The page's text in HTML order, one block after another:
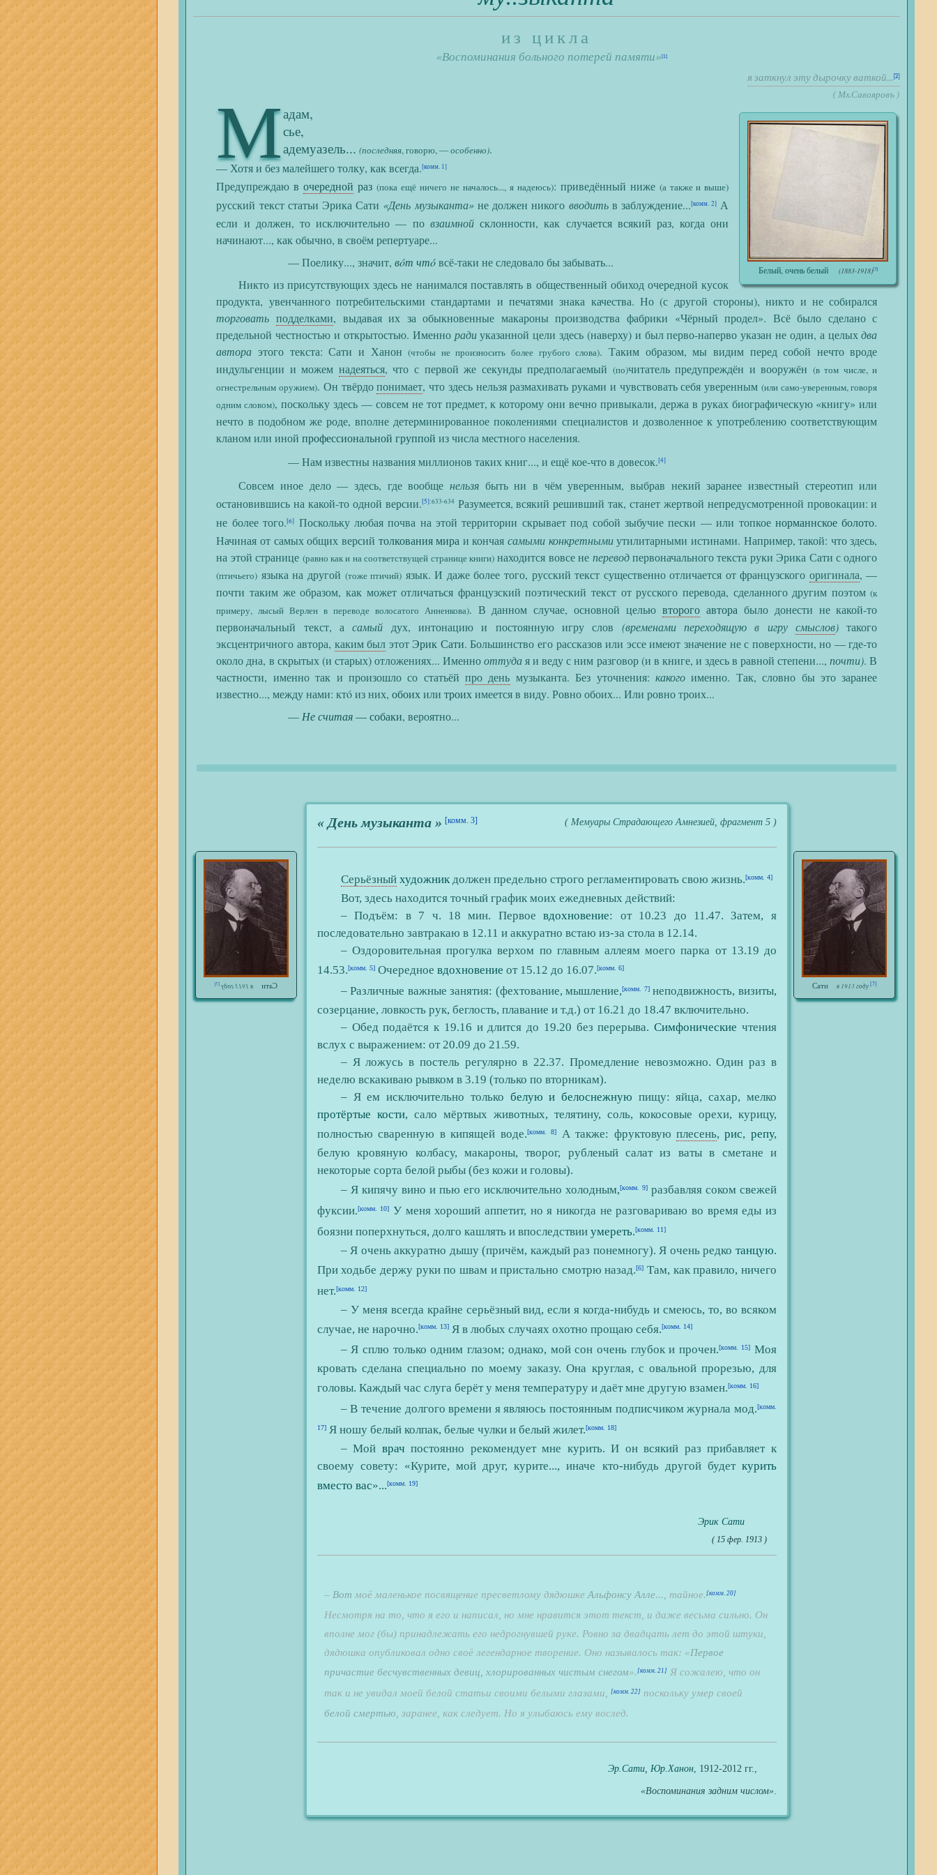
из цикла
«Воспоминания больного потерей памяти»[1]
я заткнул эту дырочку ваткой... [2]
(Мх.Савояровъ )
Белый, очень белый (1883-1918)[3]
Мадам,
сье,
адемуазель... (последняя, говорю, —особенно).
— Хотя и без малейшего толку, как всегда.[комм. 1]
Предупреждаювочередной раз (пока ещё ничего не началось..., я надеюсь): приведённый ниже (а также и выше)
русский текст статьи Эрика Сати «День музыканта»не должен никого вводитьв заблуждение...[комм. 2] А
если и должен, то исключительно — по взаимнойсклонности, как случается всякий раз, когда они
начинают..., как обычно, в своём репертуаре...
— Поелику..., значит, вóт чтóвсё-таки не следовало бы забывать...
Никто из присутствующих здесь не нанимался поставлять в общественный обиход очередной кусок
продукта, увенчанного потребительскими стандартами и печатями знака качества. Но (с другой стороны), никто и не собирался
торговать подделками, выдавая их за обыкновенные макароны производства фабрики «Чёрный продел». Всё было сделано с
предельной честностью и открытостью. Именно радиуказанной цели здесь (наверху) и был перво-наперво указан не один, а целыхдва
автора этого текста: Сати и Ханон(чтобы не произносить более грубого слова). Таким образом, мы видим перед собой нечто вроде
индульгенции и можем надеяться, что с первой же секунды предполагаемый (по)читатель предупреждён и вооружён (в том числе, и
огнестрельным оружием). Он твёрдопонимает, что здесь нельзя размахивать руками и чувствовать себя уверенным (или само-уверенным, говоря
одним словом), поскольку здесь — совсем не тот предмет, к которому они вечно привыкали, держа в руках биографическую «книгу» или
нечто в подобном же роде, вполне детерминированное поколениями специалистов и дозволенное к употреблению соответствующим
кланом или инойпрофессиональной группой из числа местного населения.
— Нам известны названия миллионов таких книг..., и ещё кое-что в довесок.[4]
Совсем иное дело — здесь, где вообщенельзя быть ни в чём уверенным, выбрав некий заранее известный стереотип или
остановившись на какой-то одной версии.[5]:633-634Разумеется, всякий решивший так, станет жертвой непредусмотренной провокации: и
не более того.[6] Поскольку любая почва на этой территории скрывает под собой зыбучие пески — или топкое норманнское болото.
Начиная от самых общих версий толкования мира и кончая самыми конкретнымиутилитарными истинами. Например, такой: что здесь,
на этой странице (равно как и на соответствущей странице книги)находится вовсе не переводпервоначального текста руки Эрика Сати с одного
(птичьего) языка на другой (тоже птичий) язык. И даже более того, русский текст существенно отличается от французского оригинала, —
почти таким же образом, как может отличаться французский поэтический текст от русского перевода, сделанного другим поэтом(к
примеру, лысый Верлен в переводе волосатого Анненкова). В данном случае, основной целью второгоавтора было донести не какой-то
первоначальный текст, асамый дух, интонацию и постоянную игру слов (временами переходящую в игрусмыслов) такого
эксцентричного автора, каким был этот Эрик Сати. Большинство его рассказов или эссе имеют значение не с поверхности, но — где-то
около дна, в скрытых (и старых) отложениях... Именнооттудая и веду с ним разговор (и в книге, и здесь в равной степени...,почти). В
частности, именно так и произошло со статьёйпро день музыканта. Без уточнения:какого именно. Так, словно бы это заранее
известно..., между нами: ктó из них,обоихилитроихимеется в виду. Ровно обоих... Или ровно троих...
— Не считая— собаки, вероятно...
Сати
в 1913 году
[7] Сати в 1913 году [7]
« День музыканта » [комм. 3] ( Мемуары Страдающего Амнезией, фрагмент 5 )
Серьёзный художникдолжен предельно строго регламентировать свою жизнь.[комм. 4]
Вот, здесь находится точный график моих ежедневных действий:
– Подъём: в 7 ч. 18 мин. Первоевдохновение: от 10.23 до 11.47. Затем, я
последовательно завтракаю в 12.11 и аккуратно встаю из-за стола в 12.14.
‎– Оздоровительная прогулка верхом по главным аллеям моего парка от 13.19 до
14.53.[комм. 5]Очередное вдохновение от 15.12 до 16.07.[комм. 6]
‎– Различные важные занятия: (фехтование, мышление,[комм. 7]неподвижность, визиты,
созерцание, ловкость рук, беглость, плавание и т.д.) от 16.21 до 18.47 включительно.
– Обед подаётся к 19.16 и длится до 19.20 без перерыва.Симфонические чтения
вслух с выражением: от 20.09 до 21.59.
– ‎Я ложусь в постель регулярно в 22.37. Промедление невозможно. Один раз в
неделю вскакиваю рывком в 3.19 (только по вторникам).
– ‎Я ем исключительно только белую и белоснежную пищу: яйца, сахар, мелко
протёртые кости, сало мёртвых животных, телятину, соль, кокосовые орехи, курицу,
полностью сваренную в кипящей воде.[комм. 8] А также: фруктовуюплесень,рис, репу,
белую кровяную колбасу, макароны, творог, рубленый салат из ваты в сметане и
некоторые сорта белой рыбы (без кожи и головы).
– Я кипячу вино и пью его исключительно холодным,[комм. 9]разбавляя соком свежей
фуксии.[комм. 10] У меня хороший аппетит, но я никогда не разговариваю во время еды из
боязни поперхнуться, долго кашлять и впоследствии умереть.[комм. 11]
– Я очень аккуратно дышу (причём, каждый раз понемногу). Я очень редко танцую.
При ходьбе держу руки по швам и пристально смотрю назад.[6] Там, как правило, ничего
нет.[комм. 12]
– У меня всегда крайне серьёзный вид, если я когда-нибудь и смеюсь, то, во всяком
случае, не нарочно.[комм. 13]Я в любых случаях охотно прощаю себя.[комм. 14]
– Я сплю только одним глазом; однако, мой сон очень глубок и прочен.[комм. 15]
Моя
кровать сделана специально по моему заказу. Она круглая, с овальной прорезью, для
головы. Каждый час слуга берёт у меня температуру и даёт мне другую взамен.[комм. 16]
– В течение долгого времени я являюсь постоянным подписчиком журнала мод.[комм.
17]Я ношу белый колпак, белые чулки и белый жилет.[комм. 18]
– Мой врач постоянно рекомендует мне курить. И он всякий раз прибавляет к
своему совету: «Курите, мой друг, курите..., иначе кто-нибудь другой будет курить
вместо вас»...[комм. 19]
Эрик Сати
( 15 фер. 1913 )
– Вот моё маленькое посвящение пресветлому дядюшке Альфонсу Алле..., тайное. [комм. 20]
Несмотря на то, что я его и написал, но мне нравится этот текст, и даже весьма сильно. Он
вполне мог (бы) принадлежать его недрогнувшей руке. Ровно за двадцать лет до этой штуки,
дядюшка опубликовал одно своё легендарное творение. Оно называлось так: «Первое
причастие бесчувственных девиц, хлорированных чистым снегом». [комм. 21] Я сожалею, что он
так и не увидал моей белой статьи своими белыми глазами, [комм. 22] поскольку умер своей
белой смертью, заранее, как следует. Но я улыбаюсь ему вослед.
Эр.Сати, Юр.Ханон, 1912-2012 гг.,
«Воспоминания задним числом».